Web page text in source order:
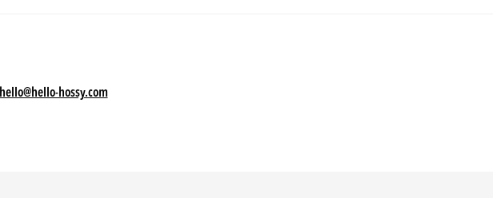
hello@hello-hossy.com